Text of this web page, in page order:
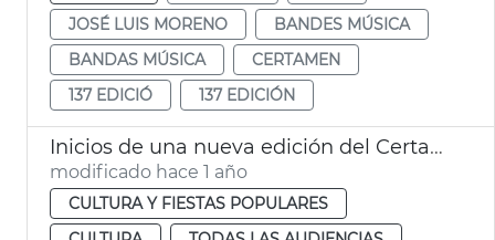
JOSÉ LUIS MORENO
BANDES MÚSICA
BANDAS MÚSICA
CERTAMEN
137 EDICIÓ
137 EDICIÓN
Inicios de una nueva edición del Certamen Internacional de Bandas de Música de València
modificado hace 1 año
CULTURA Y FIESTAS POPULARES